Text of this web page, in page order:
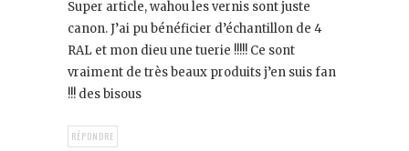
Super article, wahou les vernis sont juste
canon. J’ai pu bénéficier d’échantillon de 4
RAL et mon dieu une tuerie !!!!! Ce sont
vraiment de très beaux produits j’en suis fan
!!! des bisous
RÉPONDRE